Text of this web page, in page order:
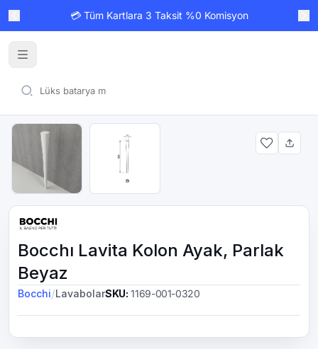
💳 Tüm Kartlara 3 Taksit %0 Komisyon
Bocchı Lavita Kolon Ayak, Parlak
Beyaz
Bocchi/LavabolarSKU: 1169-001-0320